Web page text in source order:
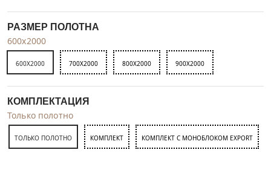
РАЗМЕР ПОЛОТНА
600x2000
600X2000 700X2000 800X2000 900X2000
КОМПЛЕКТАЦИЯ
Только полотно
ТОЛЬКО ПОЛОТНО КОМПЛЕКТ КОМПЛЕКТ С МОНОБЛОКОМ EXPORT